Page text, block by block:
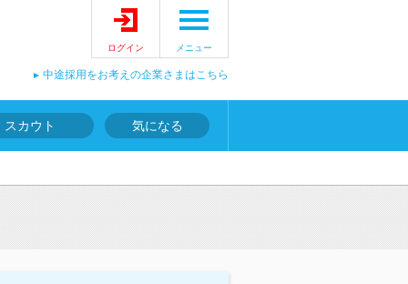
ログイン メニュー
中途採用をお考えの企業さまはこちら
スカウト 気になる